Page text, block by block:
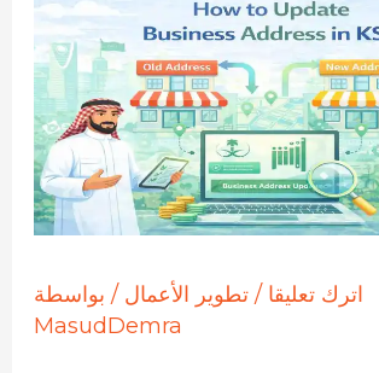
اترك تعليقا / تطوير الأعمال / بواسطة
MasudDemra